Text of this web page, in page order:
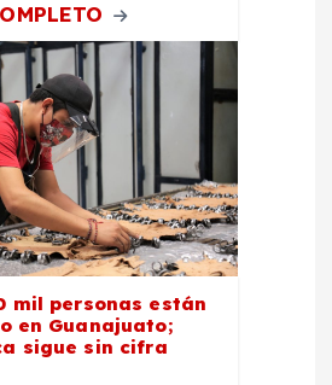
mil personas están
en Guanajuato;
sigue sin cifra